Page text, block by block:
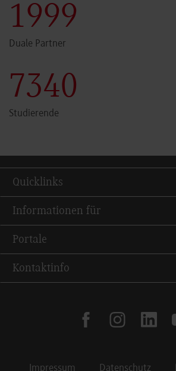
2000
Duale Partner
7341
Studierende
Quicklinks
Informationen für
Portale
Kontaktinfo
facebookinstagramlinkedin